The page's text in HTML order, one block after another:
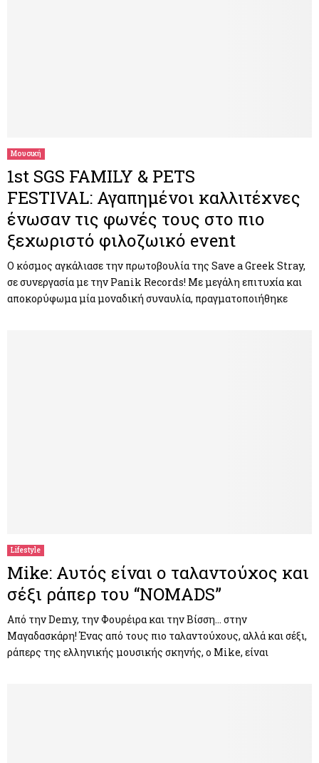
Μουσική
1st SGS FAMILY & PETS
FESTIVAL: Αγαπημένοι καλλιτέχνες
ένωσαν τις φωνές τους στο πιο
ξεχωριστό φιλοζωικό event
Ο κόσμος αγκάλιασε την πρωτοβουλία της Save a Greek Stray,
σε συνεργασία με την Panik Records! Με μεγάλη επιτυχία και
αποκορύφωμα μία μοναδική συναυλία, πραγματοποιήθηκε
Lifestyle
Mike: Αυτός είναι ο ταλαντούχος και
σέξι ράπερ του “NOMADS”
Από την Demy, την Φουρέιρα και την Βίσση… στην
Μαγαδασκάρη! Ένας από τους πιο ταλαντούχους, αλλά και σέξι,
ράπερς της ελληνικής μουσικής σκηνής, ο Mike, είναι